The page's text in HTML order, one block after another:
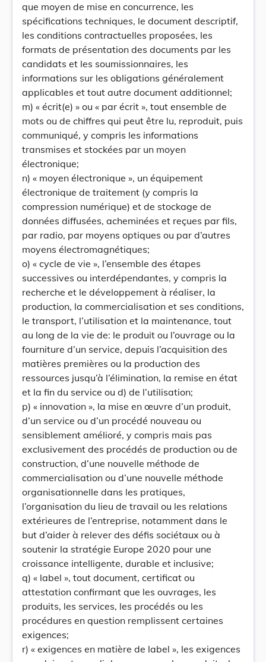
que moyen de mise en concurrence, les
spécifications techniques, le document descriptif,
les conditions contractuelles proposées, les
formats de présentation des documents par les
candidats et les soumissionnaires, les
informations sur les obligations généralement
applicables et tout autre document additionnel;
m) « écrit(e) » ou « par écrit », tout ensemble de
mots ou de chiffres qui peut être lu, reproduit, puis
communiqué, y compris les informations
transmises et stockées par un moyen
électronique;
n) « moyen électronique », un équipement
électronique de traitement (y compris la
compression numérique) et de stockage de
données diffusées, acheminées et reçues par fils,
par radio, par moyens optiques ou par d’autres
moyens électromagnétiques;
o) « cycle de vie », l’ensemble des étapes
successives ou interdépendantes, y compris la
recherche et le développement à réaliser, la
production, la commercialisation et ses conditions,
le transport, l’utilisation et la maintenance, tout
au long de la vie de: le produit ou l’ouvrage ou la
fourniture d’un service, depuis l’acquisition des
matières premières ou la production des
ressources jusqu’à l’élimination, la remise en état
et la fin du service ou d) de l’utilisation;
p) « innovation », la mise en œuvre d’un produit,
d’un service ou d’un procédé nouveau ou
sensiblement amélioré, y compris mais pas
exclusivement des procédés de production ou de
construction, d’une nouvelle méthode de
commercialisation ou d’une nouvelle méthode
organisationnelle dans les pratiques,
l’organisation du lieu de travail ou les relations
extérieures de l’entreprise, notamment dans le
but d’aider à relever des défis sociétaux ou à
soutenir la stratégie Europe 2020 pour une
croissance intelligente, durable et inclusive;
q) « label », tout document, certificat ou
attestation confirmant que les ouvrages, les
produits, les services, les procédés ou les
procédures en question remplissent certaines
exigences;
r) « exigences en matière de label », les exigences